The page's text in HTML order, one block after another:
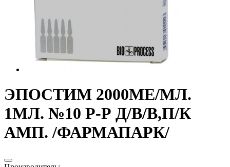
ЭПОСТИМ 2000МЕ/МЛ.
1МЛ. №10 Р-Р Д/В/В,П/К
АМП. /ФАРМАПАРК/